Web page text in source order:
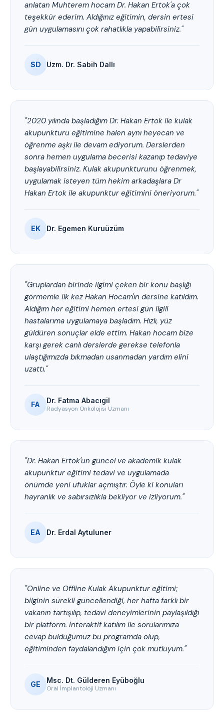
anlatan Muhterem hocam Dr. Hakan Ertok'a çok
teşekkür ederim. Aldığınız eğitimin, dersin ertesi
gün uygulamasını çok rahatlıkla yapabilirsiniz."
SD Uzm. Dr. Sabih Dallı
"2020 yılında başladığım Dr. Hakan Ertok ile kulak
akupunkturu eğitimine halen aynı heyecan ve
öğrenme aşkı ile devam ediyorum. Derslerden
sonra hemen uygulama becerisi kazanıp tedaviye
başlayabilirsiniz. Kulak akupunkturunu öğrenmek,
uygulamak isteyen tüm hekim arkadaşlara Dr
Hakan Ertok ile akupunktur eğitimini öneriyorum."
EK Dr. Egemen Kuruüzüm
"Gruplardan birinde ilgimi çeken bir konu başlığı
görmemle ilk kez Hakan Hocam'ın dersine katıldım.
Aldığım her eğitimi hemen ertesi gün ilgili
hastalarıma uygulamaya başladım. Hızlı, yüz
güldüren sonuçlar elde ettim. Hakan hocam bize
karşı gerek canlı derslerde gerekse telefonla
ulaştığımızda bıkmadan usanmadan yardım elini
uzattı."
FA Dr. Fatma Abacıgil
Radyasyon Onkolojisi Uzmanı
"Dr. Hakan Ertok'un güncel ve akademik kulak
akupunktur eğitimi tedavi ve uygulamada
önümde yeni ufuklar açmıştır. Öyle ki konuları
hayranlık ve sabırsızlıkla bekliyor ve izliyorum."
EA Dr. Erdal Aytuluner
"Online ve Offline Kulak Akupunktur eğitimi;
bilginin sürekli güncellendiği, her hafta farklı bir
vakanın tartışılıp, tedavi deneyimlerinin paylaşıldığı
bir platform. İnteraktif katılım ile sorularımıza
cevap bulduğumuz bu programda olup,
eğitiminden faydalandığım için çok mutluyum."
GE Msc. Dt. Gülderen Eyüboğlu
Oral İmplantoloji Uzmanı